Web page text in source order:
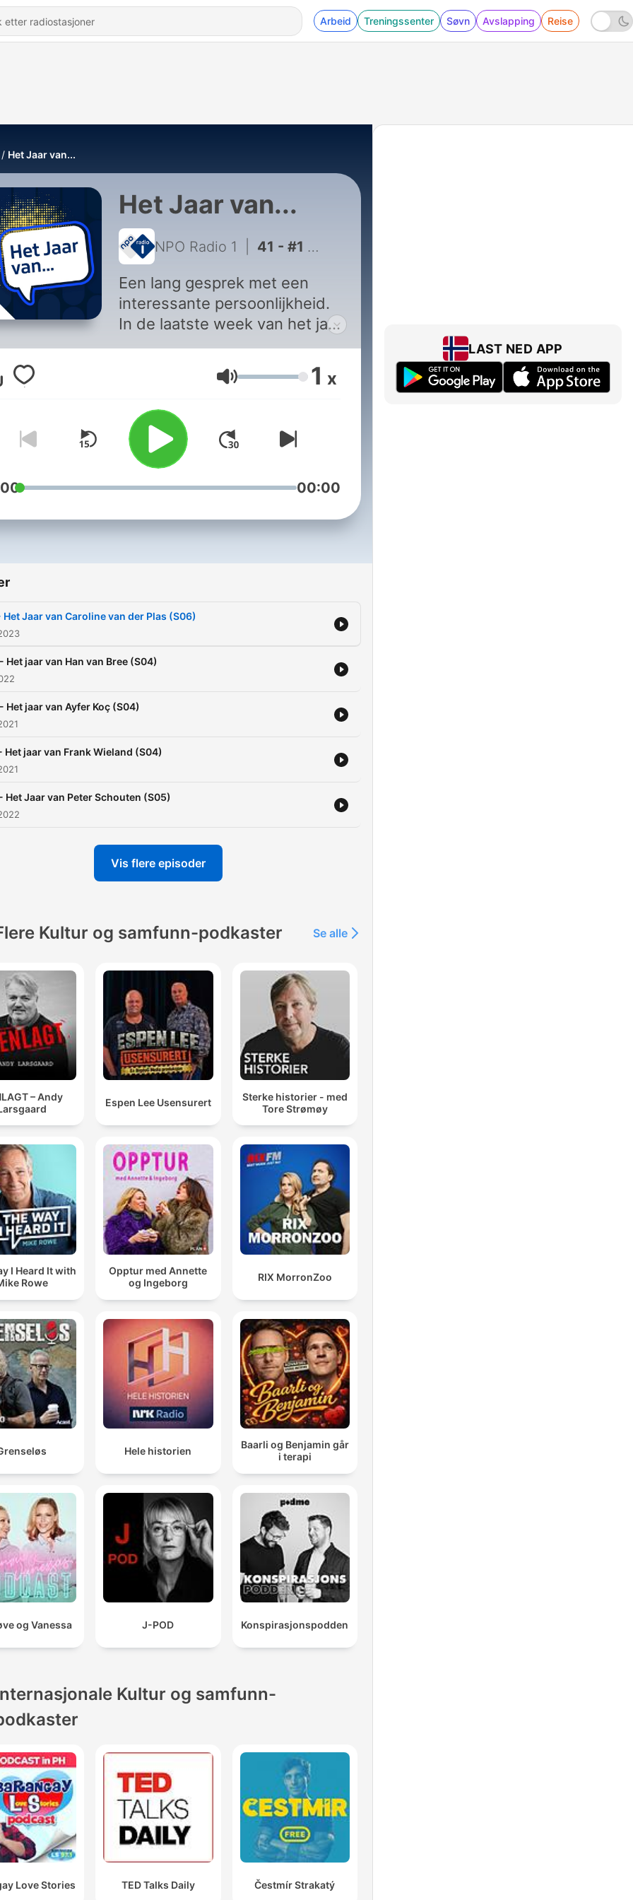
Arbeid Treningssenter Søvn Avslapping Reise
Het Jaar van...
Het Jaar van...
NPO Radio 1 41 - #1 - Het Jaar van Caroline van der Plas (S06)
Een lang gesprek met een
interessante persoonlijkheid.
In de laatste week van het jaar
worden op NPO Radio 1
avondvullende gesprekken
gevoerd met boeiende gasten.
Volum 1 x
00:00
Het Jaar van Caroline van der Plas (S06)
Het jaar van Han van Bree (S04)
Het jaar van Ayfer Koç (S04)
Het jaar van Frank Wieland (S04)
Het Jaar van Peter Schouten (S05)
Vis flere episoder
Kultur og samfunn-podkaster Se alle
– Andy
Espen Lee Usensurert
Sterke historier - med
Tore Strømøy
I Heard It with
Rowe
Opptur med Annette
og Ingeborg
RIX MorronZoo
Hele historien
Baarli og Benjamin går
i terapi
og Vanessa J-POD Konspirasjonspodden
Kultur og samfunn-
Love Stories TED Talks Daily Čestmír Strakatý
LAST NED APP